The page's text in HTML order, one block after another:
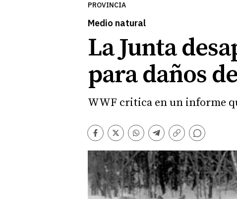
PROVINCIA
Medio natural
La Junta
para daños
WWF critica en un informe
Facebook
TwitterWhatsapp
Telegram
Copiar
enlace
Comentarios